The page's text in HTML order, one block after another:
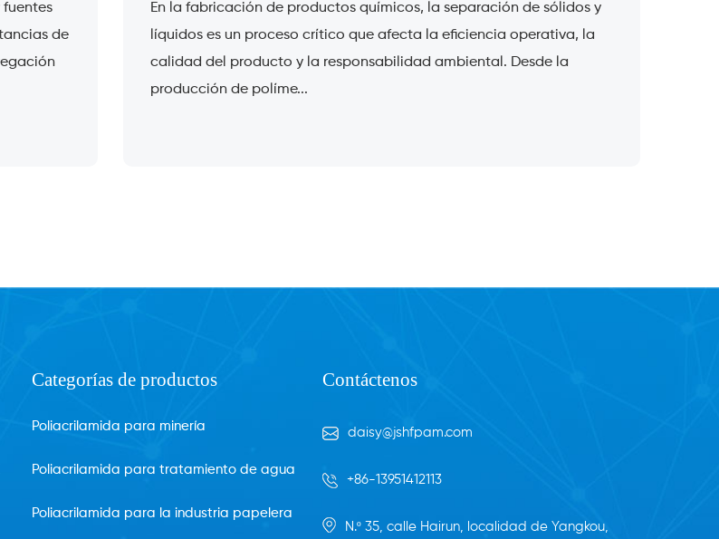
fuentes
de
En la fabricación de productos químicos, la separación de sólidos y
líquidos es un proceso crítico que afecta la eficiencia operativa, la
calidad del producto y la responsabilidad ambiental. Desde la
producción de políme...
Categorías de productos
Poliacrilamida para minería
Poliacrilamida para tratamiento de agua
Poliacrilamida para la industria papelera
Contáctenos
daisy@jshfpam.com
+86-13951412113
N.º 35, calle Hairun, localidad de Yangkou,